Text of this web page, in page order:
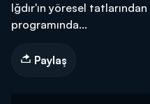
Iğdır'ın yöresel
programında...
Paylaş